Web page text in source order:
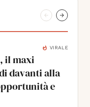
VIRALE
il maxi
davanti alla
e